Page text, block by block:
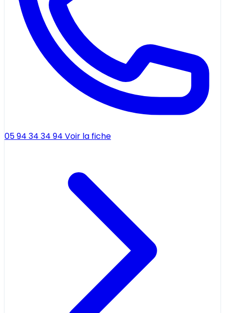
05 94 34 34 94 Voir la fiche